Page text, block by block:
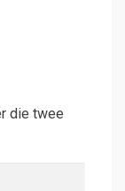
die twee